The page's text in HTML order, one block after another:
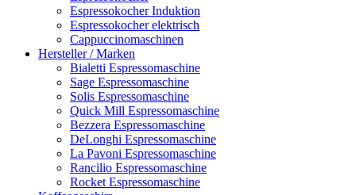
Espressokocher Induktion
Espressokocher elektrisch
Cappuccinomaschinen
Hersteller / Marken
Bialetti Espressomaschine
Sage Espressomaschine
Solis Espressomaschine
Quick Mill Espressomaschine
Bezzera Espressomaschine
DeLonghi Espressomaschine
La Pavoni Espressomaschine
Rancilio Espressomaschine
Rocket Espressomaschine